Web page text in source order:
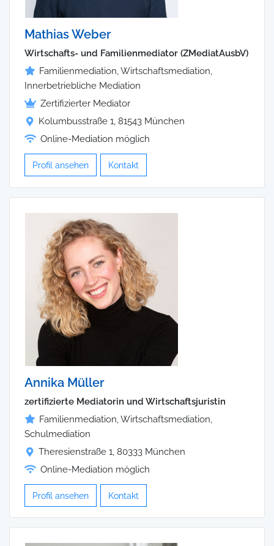
Mathias Weber
Wirtschafts- und Familienmediator (ZMediatAusbV)
Familienmediation, Wirtschaftsmediation,
Innerbetriebliche Mediation
Zertifizierter Mediator
Kolumbusstraße 1, 81543 München
Online-Mediation möglich
Profil ansehen Kontakt
Annika Müller
zertifizierte Mediatorin und Wirtschaftsjuristin
Familienmediation, Wirtschaftsmediation,
Schulmediation
Theresienstraße 1, 80333 München
Online-Mediation möglich
Profil ansehen Kontakt